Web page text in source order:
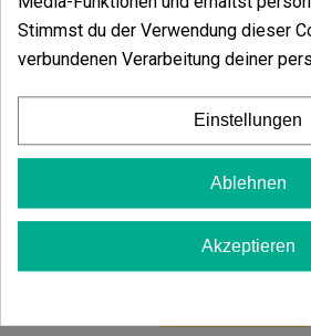
Kleiner Brenner Für Vaponic
(8)
7,00 € -20%
In den Warenkorb
Kundenbewertungen
Stimmst du der Verwendung dieser
verbundenen Verarbeitung deiner
Einstellungen
Ablehnen
Akzeptieren